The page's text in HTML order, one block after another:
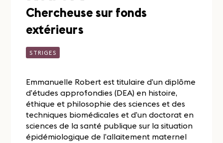
Chercheuse sur fonds
extérieurs
STRIGES
Emmanuelle Robert est titulaire d’un diplôme
d’études approfondies (DEA) en histoire,
éthique et philosophie des sciences et des
techniques biomédicales et d’un doctorat en
sciences de la santé publique sur la situation
épidémiologique de l’allaitement maternel